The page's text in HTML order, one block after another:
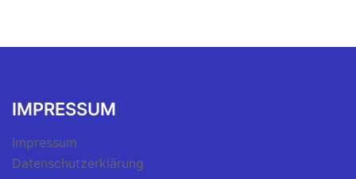
IMPRESSUM
Impressum
Datenschutzerklärung